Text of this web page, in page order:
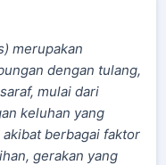
merupakan
dengan tulang,
mulai dari
keluhan yang
berbagai faktor
gerakan yang